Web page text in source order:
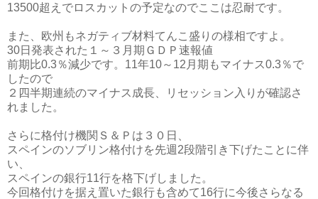
13500超えでロスカットの予定なのでここは忍耐です。
また、欧州もネガティブ材料てんこ盛りの様相ですよ。
30日発表された１～３月期ＧＤＰ速報値
前期比0.3％減少です。11年10～12月期もマイナス0.3％で
したので
２四半期連続のマイナス成長、リセッション入りが確認さ
れました。
さらに格付け機関Ｓ＆Ｐは３０日、
スペインのソブリン格付けを先週2段階引き下げたことに伴
い、
スペインの銀行11行を格下げしました。
今回格付けを据え置いた銀行も含めて16行に今後さらなる